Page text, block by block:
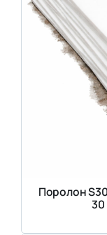
Поролон
30